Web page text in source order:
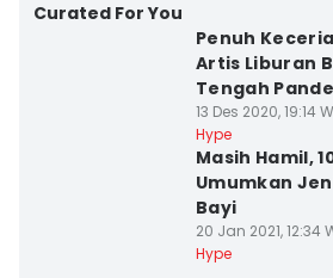
Curated For You
Penuh
Artis Liburan
Tengah
13 Des 2020, 19:14
Hype
Masih Hamil,
Umumkan
Bayi
20 Jan 2021, 12:34
Hype